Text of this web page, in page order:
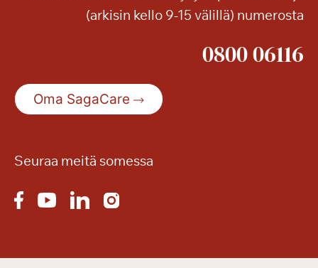
n
s
(arkisin kello 9-15 välillä) numerosta
0800 06116
Oma SagaCare
Seuraa meitä somessa